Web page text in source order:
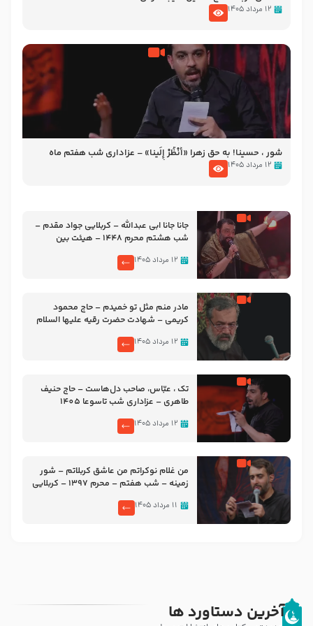
۱۲ مرداد ۱۴۰۵
شور ، حسینا! به‌ حق زهرا «أُنْظُرْ إِلَینا» – عزاداری شب هفتم ماه
محرّم 1405
۱۲ مرداد ۱۴۰۵
جانا جانا ابی عبدالله – کربلایی جواد مقدم –
شب هشتم محرم 1448 – هیئت بین
۱۲ مرداد ۱۴۰۵
مادر منم مثل تو خمیدم – حاج محمود
کریمی – شهادت حضرت رقیه علیها السلام
۱۲ مرداد ۱۴۰۵
تک ، عبّاس، صاحب دل‌هاست – حاج حنیف
طاهری – عزاداری شب تاسوعا 1405
۱۲ مرداد ۱۴۰۵
من غلام نوکراتم من عاشق کربلاتم – شور
زمینه – شب هفتم – محرم 1397 – کربلایی
۱۱ مرداد ۱۴۰۵
آخرین دستاورد ها